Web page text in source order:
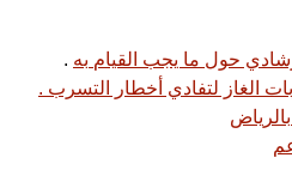
.
الغاز لتفادي أخطار التسرب .